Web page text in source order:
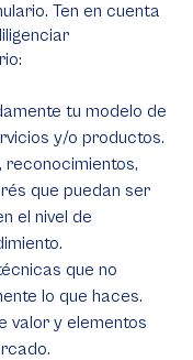
Ten en cuenta
tu modelo de
y/o productos.
que puedan ser
el nivel de
que no
lo que haces.
valor y elementos